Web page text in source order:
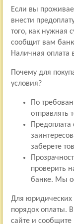
Если вы
внести
того, как нужная
сообщит вам
Наличная оплата
Почему для
условия?
По
отправлять
Предоплата
заберете
проверить
банке. Мы
Для юридических
порядок оплаты.
сайте и